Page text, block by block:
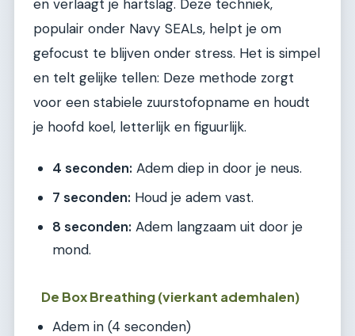
en verlaagt je hartslag. Deze techniek,
populair onder Navy SEALs, helpt je om
gefocust te blijven onder stress. Het is simpel
en telt gelijke tellen: Deze methode zorgt
voor een stabiele zuurstofopname en houdt
je hoofd koel, letterlijk en figuurlijk.
4 seconden: Adem diep in door je neus.
7 seconden: Houd je adem vast.
8 seconden: Adem langzaam uit door je
mond.
De Box Breathing (vierkant ademhalen)
Adem in (4 seconden)